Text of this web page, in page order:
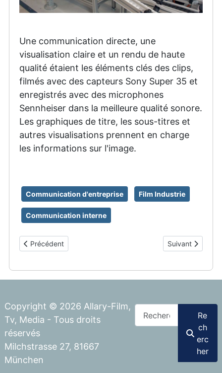
Une communication directe, une
visualisation claire et un rendu de haute
qualité étaient les éléments clés des clips,
filmés avec des capteurs Sony Super 35 et
enregistrés avec des microphones
Sennheiser dans la meilleure qualité sonore.
Les graphiques de titre, les sous-titres et
autres visualisations prennent en charge
les informations sur l'image.
Communication d'entreprise Film Industrie
Communication interne
Article précédent : Peramiho en réalité virtuelle
Précédent Article suivant :
Suivant
Copyright © 2026 Allary-Film,
Tv, Media - Tous droits
réservés
Milchstrasse 27, 81667
München
Rechercher
Re
ch
erc
her